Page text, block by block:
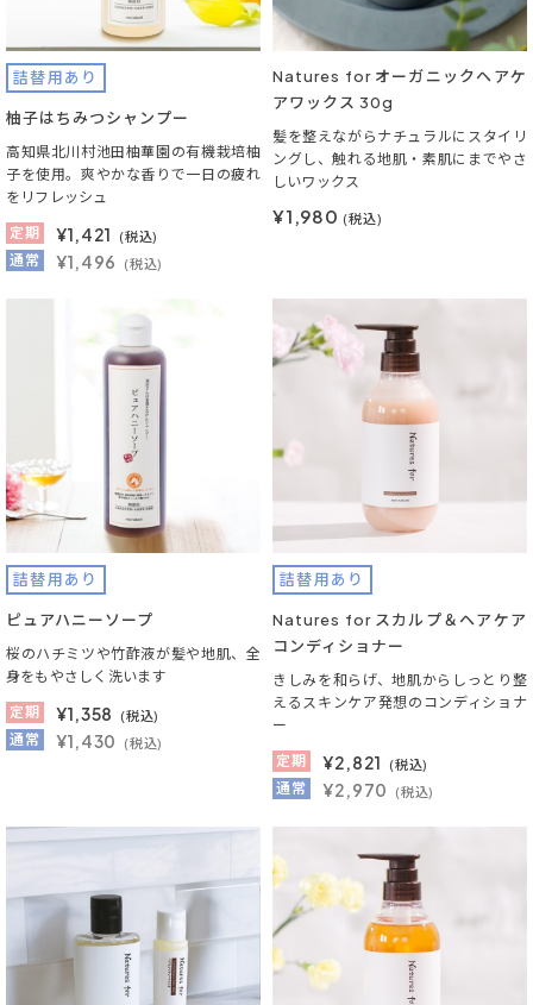
詰替用あり
柚子はちみつシャンプー
高知県北川村池田柚華園の有機栽培柚
子を使用。爽やかな香りで一日の疲れ
をリフレッシュ
定期
¥1,421 (税込)
通常 ¥1,496 (税込)
Natures for オーガニックヘアケ
アワックス 30g
髪を整えながらナチュラルにスタイリ
ングし、触れる地肌・素肌にまでやさ
しいワックス
¥1,980 (税込)
詰替用あり
ピュアハニーソープ
桜のハチミツや竹酢液が髪や地肌、全
身をもやさしく洗います
定期
¥1,358 (税込)
通常 ¥1,430 (税込)
詰替用あり
Natures for スカルプ＆ヘアケア
コンディショナー
きしみを和らげ、地肌からしっとり整
えるスキンケア発想のコンディショナ
ー
定期
¥2,821 (税込)
通常 ¥2,970 (税込)